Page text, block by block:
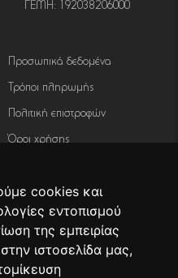
cookies και
εντοπισμού
της εμπειρίας
ιστοσελίδα μας,
ΓΕΜΗ: 192038206000
Προσωπικά δεδομένα
Τρόποι πληρωμής
Πολιτική επιστροφών
Όροι χρήσης